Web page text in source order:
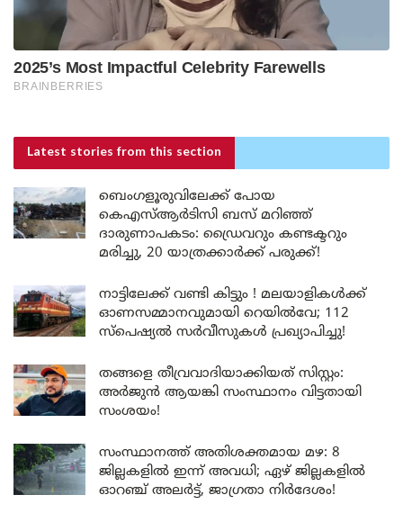
Latest stories from this section
ബെംഗളൂരുവിലേക്ക് പോയ
കെഎസ്ആർടിസി ബസ് മറിഞ്ഞ്
ദാരുണാപകടം: ഡ്രൈവറും കണ്ടക്ടറും
മരിച്ചു, 20 യാത്രക്കാർക്ക് പരുക്ക്!
നാട്ടിലേക്ക് വണ്ടി കിട്ടും ! മലയാളികൾക്ക്
ഓണസമ്മാനവുമായി റെയിൽവേ; 112
സ്പെഷ്യൽ സർവീസുകൾ പ്രഖ്യാപിച്ചു!
തങ്ങളെ തീവ്രവാദിയാക്കിയത് സിസ്റ്റം:
അർജുൻ ആയങ്കി സംസ്ഥാനം വിട്ടതായി
സംശയം!
സംസ്ഥാനത്ത് അതിശക്തമായ മഴ: 8
ജില്ലകളിൽ ഇന്ന് അവധി; ഏഴ് ജില്ലകളിൽ
ഓറഞ്ച് അലർട്ട്, ജാഗ്രതാ നിർദേശം!